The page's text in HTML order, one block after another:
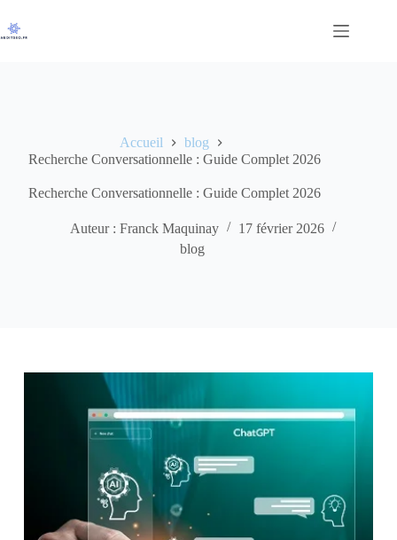
au
contenu
Accueil
blog
Recherche Conversationnelle : Guide Complet 2026
Recherche Conversationnelle : Guide Complet 2026
Auteur : Franck Maquinay
17 février 2026
blog